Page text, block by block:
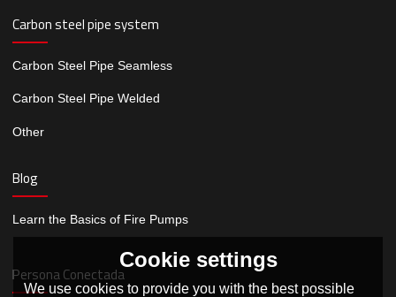
Carbon steel pipe system
Carbon Steel Pipe Seamless
Carbon Steel Pipe Welded
Other
Blog
Learn the Basics of Fire Pumps
Persona Conectada
Cookie settings
We use cookies to provide you with the best possible